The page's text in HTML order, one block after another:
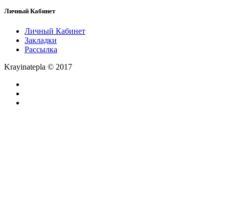
Личный Кабинет
Личный Кабинет
Закладки
Рассылка
Krayinatepla © 2017